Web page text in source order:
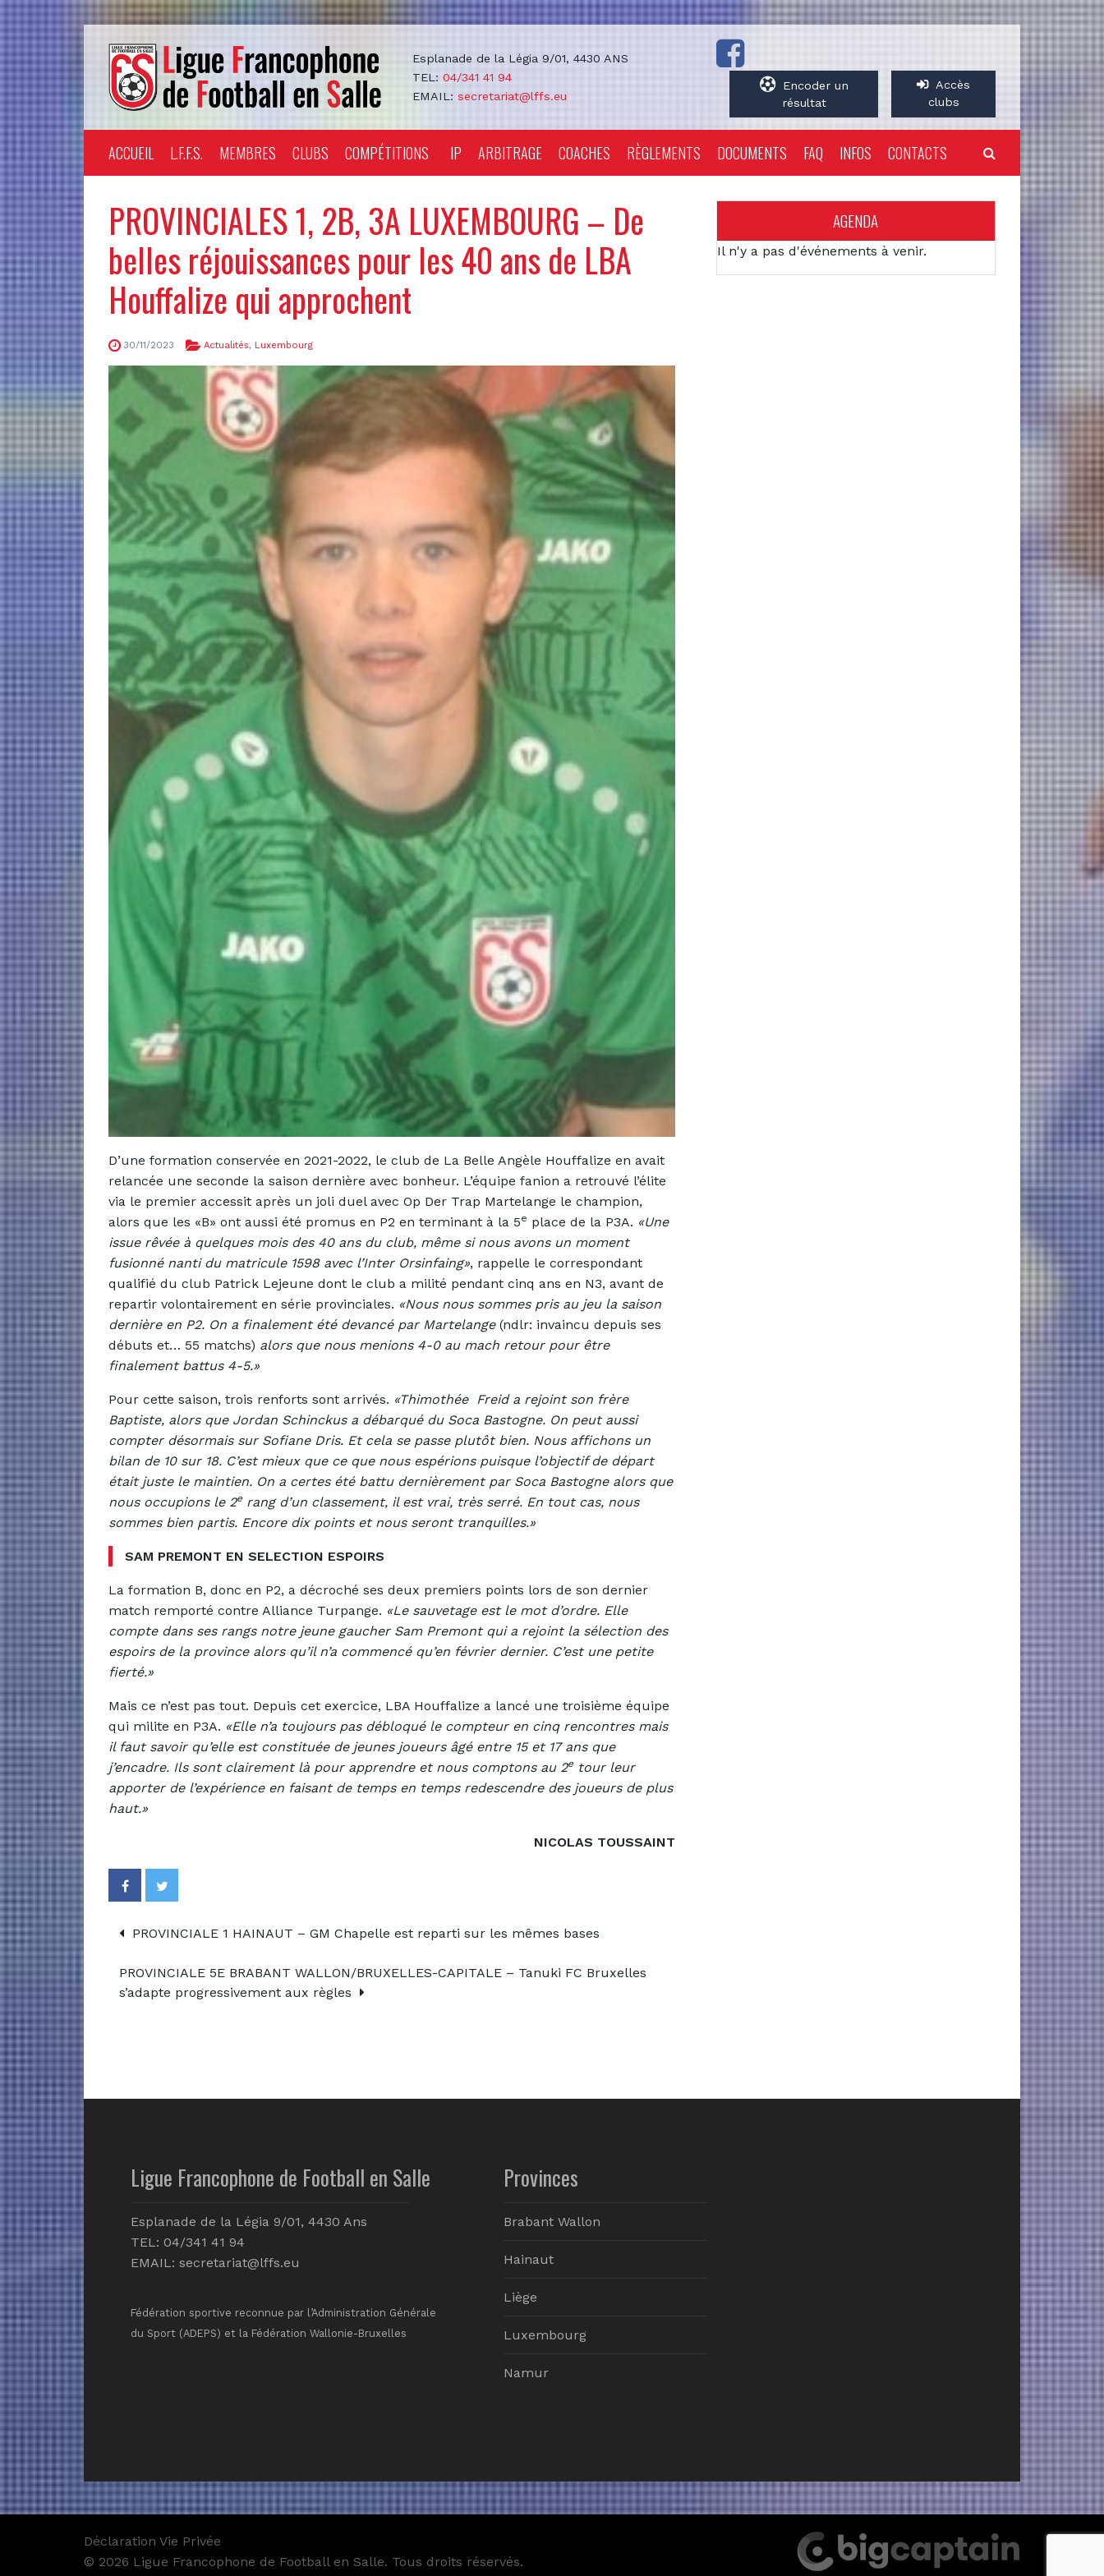
Esplanade de la Légia 9/01, 4430 ANS
TEL: 04/341 41 94
EMAIL: secretariat@lffs.eu
Encoder un
résultat
Accès
clubs
ACCUEIL L.F.F.S. MEMBRES CLUBS COMPÉTITIONS IP ARBITRAGE COACHES RÈGLEMENTS DOCUMENTS FAQ INFOS CONTACTS
PROVINCIALES 1, 2B, 3A LUXEMBOURG – De
belles réjouissances pour les 40 ans de LBA
Houffalize qui approchent
30/11/2023 Actualités, Luxembourg
D’une formation conservée en 2021-2022, le club de La Belle Angèle Houffalize en avait
relancée une seconde la saison dernière avec bonheur. L’équipe fanion a retrouvé l’élite
via le premier accessit après un joli duel avec Op Der Trap Martelange le champion,
alors que les «B» ont aussi été promus en P2 en terminant à la 5e place de la P3A. «Une
issue rêvée à quelques mois des 40 ans du club, même si nous avons un moment
fusionné nanti du matricule 1598 avec l’Inter Orsinfaing», rappelle le correspondant
qualifié du club Patrick Lejeune dont le club a milité pendant cinq ans en N3, avant de
repartir volontairement en série provinciales. «Nous nous sommes pris au jeu la saison
dernière en P2. On a finalement été devancé par Martelange(ndlr: invaincu depuis ses
débuts et… 55 matchs) alors que nous menions 4-0 au mach retour pour être
finalement battus 4-5.»
Pour cette saison, trois renforts sont arrivés. «Thimothée Freid a rejoint son frère
Baptiste, alors que Jordan Schinckus a débarqué du Soca Bastogne. On peut aussi
compter désormais sur Sofiane Dris. Et cela se passe plutôt bien. Nous affichons un
bilan de 10 sur 18. C’est mieux que ce que nous espérions puisque l’objectif de départ
était juste le maintien. On a certes été battu dernièrement par Soca Bastogne alors que
nous occupions le 2erang d’un classement, il est vrai, très serré. En tout cas, nous
sommes bien partis. Encore dix points et nous seront tranquilles.»
SAM PREMONT EN SELECTION ESPOIRS
La formation B, donc en P2, a décroché ses deux premiers points lors de son dernier
match remporté contre Alliance Turpange. «Le sauvetage est le mot d’ordre. Elle
compte dans ses rangs notre jeune gaucher Sam Premont qui a rejoint la sélection des
espoirs de la province alors qu’il n’a commencé qu’en février dernier. C’est une petite
fierté.»
Mais ce n’est pas tout. Depuis cet exercice, LBA Houffalize a lancé une troisième équipe
qui milite en P3A. «Elle n’a toujours pas débloqué le compteur en cinq rencontres mais
il faut savoir qu’elle est constituée de jeunes joueurs âgé entre 15 et 17 ans que
j’encadre. Ils sont clairement là pour apprendre et nous comptons au 2etour leur
apporter de l’expérience en faisant de temps en temps redescendre des joueurs de plus
haut.»
NICOLAS TOUSSAINT
PROVINCIALE 1 HAINAUT – GM Chapelle est reparti sur les mêmes bases
PROVINCIALE 5E BRABANT WALLON/BRUXELLES-CAPITALE – Tanuki FC Bruxelles
s’adapte progressivement aux règles
AGENDA
Il n'y a pas d'événements à venir.
Ligue Francophone de Football en Salle
Esplanade de la Légia 9/01, 4430 Ans
TEL: 04/341 41 94
EMAIL: secretariat@lffs.eu
Fédération sportive reconnue par l’Administration Générale
du Sport (ADEPS) et la Fédération Wallonie-Bruxelles
Provinces
Brabant Wallon
Hainaut
Liège
Luxembourg
Namur
Déclaration Vie Privée
© 2026 Ligue Francophone de Football en Salle. Tous droits réservés.